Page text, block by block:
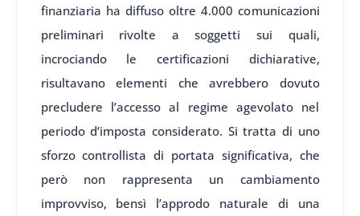
finanziaria ha diffuso oltre 4.000 comunicazioni
preliminari rivolte a soggetti sui quali,
incrociando le certificazioni dichiarative,
risultavano elementi che avrebbero dovuto
precludere l’accesso al regime agevolato nel
periodo d’imposta considerato. Si tratta di uno
sforzo controllista di portata significativa, che
però non rappresenta un cambiamento
improvviso, bensì l’approdo naturale di una